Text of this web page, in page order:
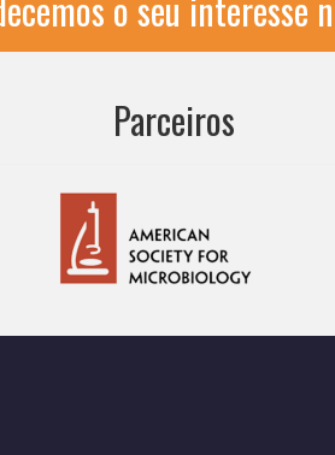
Parceiros